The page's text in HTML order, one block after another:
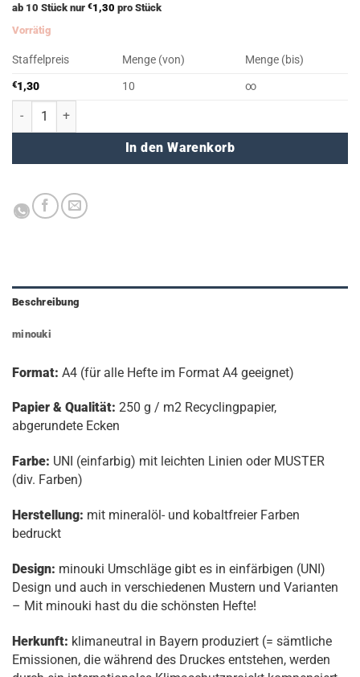
ab 10 Stück nur €1,30 pro Stück
Vorrätig
Staffelpreis Menge (von) Menge (bis)
€1,30 10
∞
A4 minouki (orange) Menge
In den Warenkorb
Beschreibung
minouki
Format: A4 (für alle Hefte im Format A4 geeignet)
Papier & Qualität: 250 g / m2 Recyclingpapier,
abgerundete Ecken
Farbe: UNI (einfarbig) mit leichten Linien oder MUSTER
(div. Farben)
Herstellung: mit mineralöl- und kobaltfreier Farben
bedruckt
Design: minouki Umschläge gibt es in einfärbigen (UNI)
Design und auch in verschiedenen Mustern und Varianten
– Mit minouki hast du die schönsten Hefte!
Herkunft: klimaneutral in Bayern produziert (= sämtliche
Emissionen, die während des Druckes entstehen, werden